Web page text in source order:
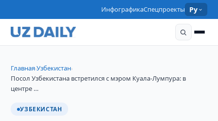
ИнфографикаСпецпроекты Ру
Главная›Узбекистан›
Посол Узбекистана встретился с мэром Куала-Лумпура: в
центре …
УЗБЕКИСТАН